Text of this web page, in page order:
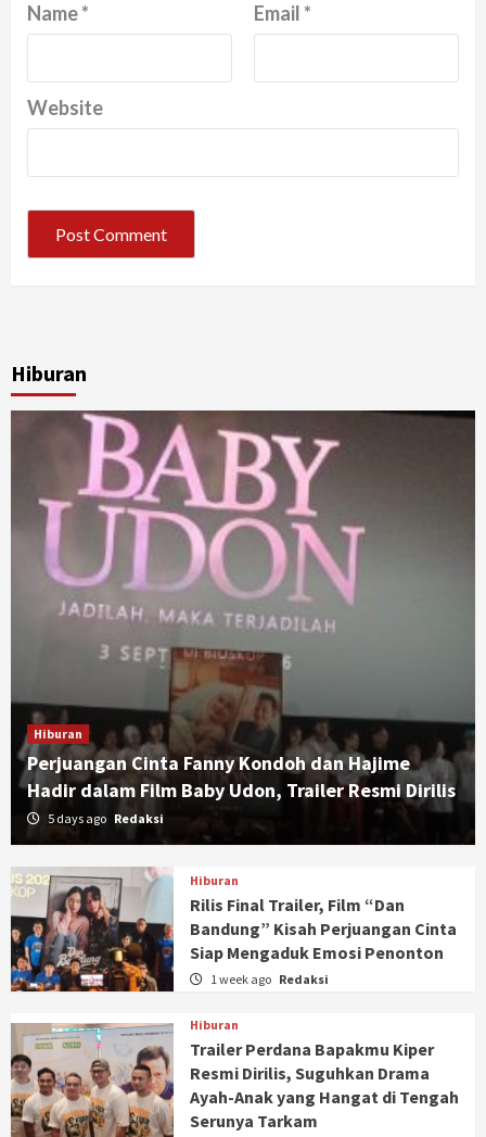
Name* Email*
Website
Hiburan
Hiburan
Perjuangan Cinta Fanny Kondoh dan Hajime
Hadir dalam Film Baby Udon, Trailer Resmi Dirilis
5 days ago Redaksi
Hiburan
Rilis Final Trailer, Film “Dan
Bandung” Kisah Perjuangan Cinta
Siap Mengaduk Emosi Penonton
1 week ago Redaksi
Hiburan
Trailer Perdana Bapakmu Kiper
Resmi Dirilis, Suguhkan Drama
Ayah-Anak yang Hangat di Tengah
Serunya Tarkam